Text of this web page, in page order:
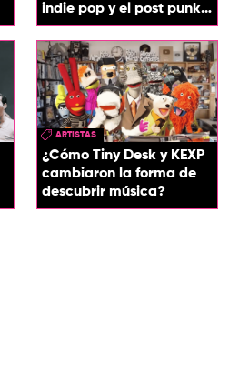
indie pop y el post punk
en su nuevo EP
ARTISTAS
¿Cómo Tiny Desk y KEXP
cambiaron la forma de
descubrir música?